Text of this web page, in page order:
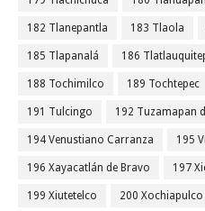
182 Tlanepantla 183 Tlaola
185 Tlapanalá 186
188 Tochimilco 189 Tochtepec
191 Tulcingo 192 Tuzamapan
194 Venustiano Carranza 195
196 Xayacatlán de Bravo 197
199 Xiutetelco 200 Xochiapulco